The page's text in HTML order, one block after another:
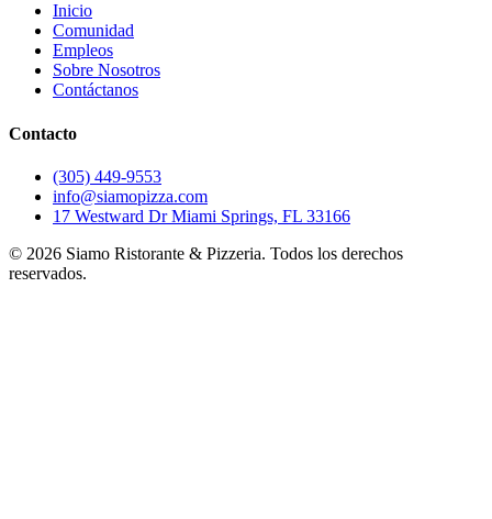
Inicio
Comunidad
Empleos
Sobre Nosotros
Contáctanos
Contacto
(305) 449-9553
info@siamopizza.com
17 Westward Dr Miami Springs, FL 33166
© 2026 Siamo Ristorante & Pizzeria. Todos los derechos
reservados.